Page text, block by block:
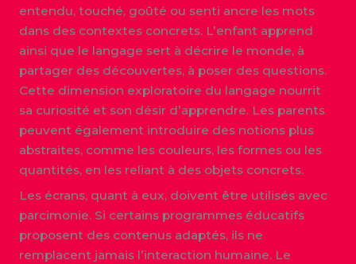
entendu, touché, goûté ou senti ancre les mots
dans des contextes concrets. L’enfant apprend
ainsi que le langage sert à décrire le monde, à
partager des découvertes, à poser des questions.
Cette dimension exploratoire du langage nourrit
sa curiosité et son désir d’apprendre. Les parents
peuvent également introduire des notions plus
abstraites, comme les couleurs, les formes ou les
quantités, en les reliant à des objets concrets.
Les écrans, quant à eux, doivent être utilisés avec
parcimonie. Si certains programmes éducatifs
proposent des contenus adaptés, ils ne
remplacent jamais l’interaction humaine. Le